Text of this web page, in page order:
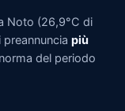
Noto (26,9°C di
più
del periodo